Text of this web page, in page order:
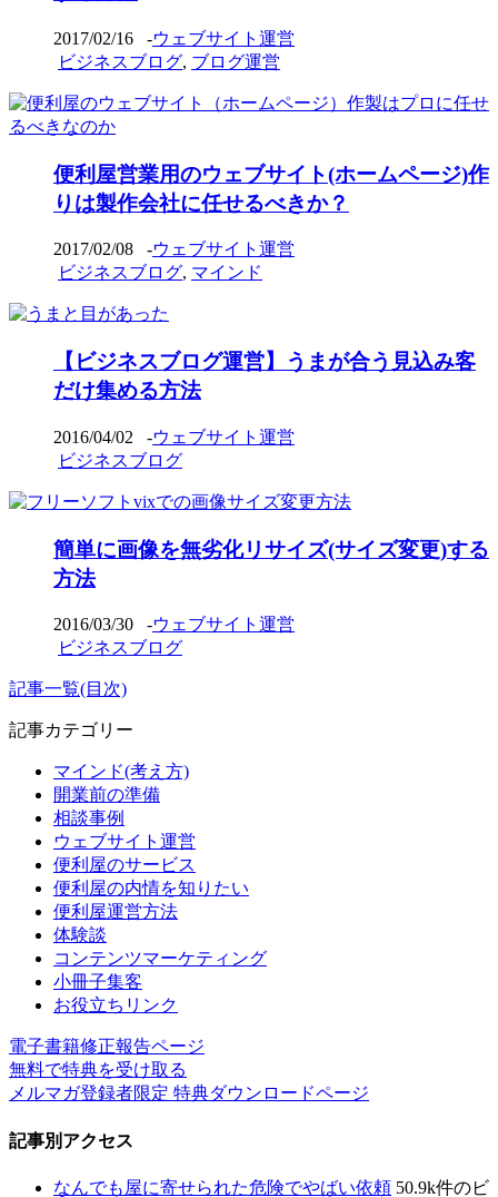
2017/02/16 -ウェブサイト運営
ビジネスブログ, ブログ運営
便利屋営業用のウェブサイト(ホームページ)作
りは製作会社に任せるべきか？
2017/02/08 -ウェブサイト運営
ビジネスブログ, マインド
【ビジネスブログ運営】うまが合う見込み客
だけ集める方法
2016/04/02 -ウェブサイト運営
ビジネスブログ
簡単に画像を無劣化リサイズ(サイズ変更)する
方法
2016/03/30 -ウェブサイト運営
ビジネスブログ
記事一覧(目次)
記事カテゴリー
マインド(考え方)
開業前の準備
相談事例
ウェブサイト運営
便利屋のサービス
便利屋の内情を知りたい
便利屋運営方法
体験談
コンテンツマーケティング
小冊子集客
お役立ちリンク
電子書籍修正報告ページ
無料で特典を受け取る
メルマガ登録者限定 特典ダウンロードページ
記事別アクセス
なんでも屋に寄せられた危険でやばい依頼 50.9k件のビ